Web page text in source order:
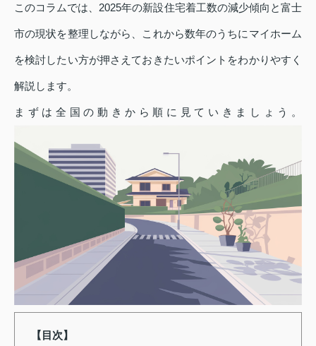
このコラムでは、2025年の新設住宅着工数の減少傾向と富士
市の現状を整理しながら、これから数年のうちにマイホーム
を検討したい方が押さえておきたいポイントをわかりやすく
解説します。
まずは全国の動きから順に見ていきましょう。
【目次】